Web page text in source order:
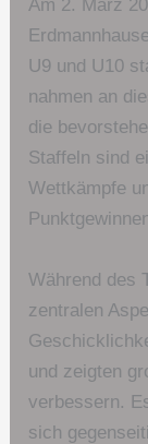
Am 2. März
U9 und U10
nahmen an
die
Staffeln sind
Wettkämpfe
Während des
zentralen
und zeigten
verbessern.
sich